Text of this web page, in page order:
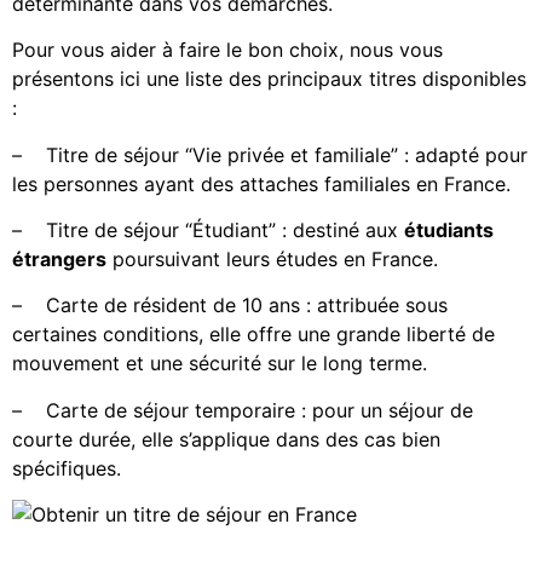
Pour vous aider à faire le bon choix, nous vous
présentons ici une liste des principaux titres disponibles
:
–
Titre de séjour “Vie privée et familiale” : adapté pour
les personnes ayant des attaches familiales en France.
–
Titre de séjour “Étudiant” : destiné aux étudiants
étrangers poursuivant leurs études en France.
–
Carte de résident de 10 ans : attribuée sous
certaines conditions, elle offre une grande liberté de
mouvement et une sécurité sur le long terme.
–
Carte de séjour temporaire : pour un séjour de
courte durée, elle s’applique dans des cas bien
spécifiques.